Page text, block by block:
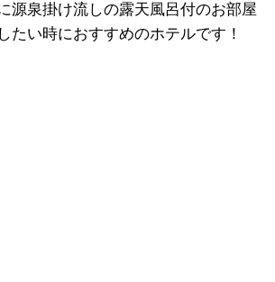
源泉掛け流しの露天風呂付のお部屋
たい時におすすめのホテルです！